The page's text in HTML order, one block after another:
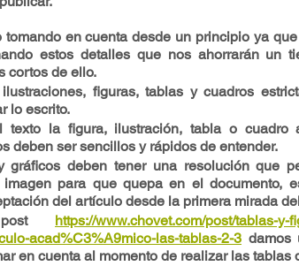
tomando en cuenta desde un principio ya
estos detalles que nos ahorrarán un
cortos de ello.
figuras, tablas y cuadros
lo escrito.
texto la figura, ilustración, tabla o cuadro
deben ser sencillos y rápidos de entender.
gráficos deben tener una resolución que
para que quepa en el documento,
del artículo desde la primera mirada
https://www.chovet.com/post/tablas-
acad%C3%A9mico-las-tablas-2-3 damos
en cuenta al momento de realizar las tablas